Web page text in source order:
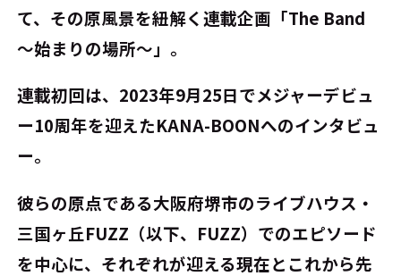
て、その原風景を紐解く連載企画「The Band
～始まりの場所～」。
連載初回は、2023年9月25日でメジャーデビュ
ー10周年を迎えたKANA-BOONへのインタビュ
ー。
彼らの原点である大阪府堺市のライブハウス・
三国ヶ丘FUZZ（以下、FUZZ）でのエピソード
を中心に、それぞれが迎える現在とこれから先